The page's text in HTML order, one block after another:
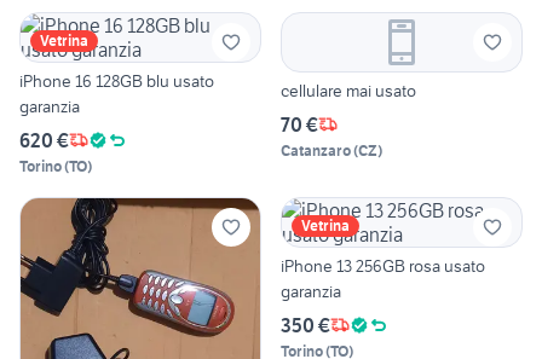
Vetrina
iPhone 16 128GB blu usato
garanzia
620 €
Torino(TO)
cellulare mai usato
70 €
Catanzaro(CZ)
Vetrina
iPhone 13 256GB rosa usato
garanzia
350 €
Torino(TO)